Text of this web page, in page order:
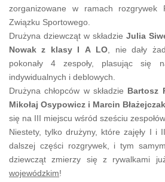
zorganizowane w ramach rozgrywek
Związku Sportowego.
Drużyna dziewcząt w składzie Julia
Nowak z klasy I A LO , nie dały
pokonały 4 zespoły, plasując
indywidualnych i deblowych.
Drużyna chłopców w składzie
Bartosz
Mikołaj Osypowicz i Marcin
się na III miejscu wśród sześciu zespołów.
Niestety, tylko drużyny, które zajęły I i
dalszej części rozgrywek, i tym
dziewcząt zmierzy się z rywalkami
wojewódzkim!